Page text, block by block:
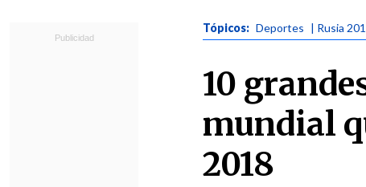
Tópicos: Deportes | Rusia
10
mundial
2018